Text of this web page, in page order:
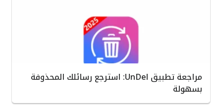
مراجعة تطبيق UnDel: استرجع رسائلك المحذوفة
بسهولة